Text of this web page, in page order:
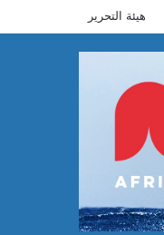
هيئة التحرير